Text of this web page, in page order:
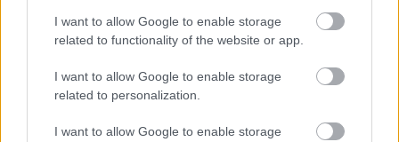
I want to allow Google to enable storage
related to functionality of the website or app.
I want to allow Google to enable storage
related to personalization.
I want to allow Google to enable storage